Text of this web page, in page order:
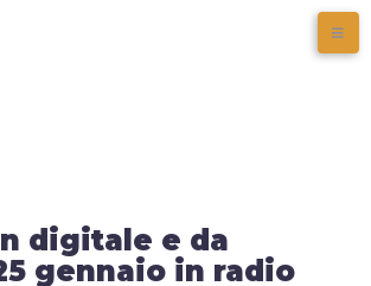
digitale e da
gennaio in radio